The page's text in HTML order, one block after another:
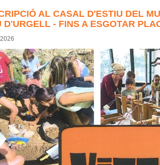
AL CASAL D'ESTIU DEL
D'URGELL - FINS A ESGOTAR